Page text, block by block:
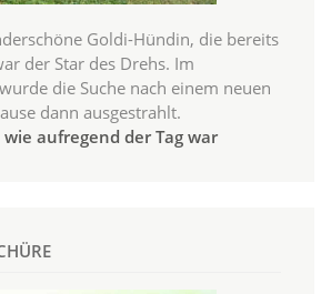
Goldi-Hündin, die bereits
der Star des Drehs. Im
die Suche nach einem neuen
dann ausgestrahlt.
wie aufregend der Tag war